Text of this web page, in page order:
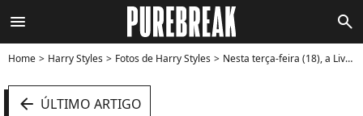
menu search
Home Harry Styles Fotos de Harry Styles Nesta terça-feira (18), a Live Nation confirmou shows de Harry Styles no Brasil ainda em 2022 - Foto
arrow_left ÚLTIMO ARTIGO